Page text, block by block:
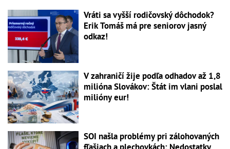
Vráti sa vyšší rodičovský dôchodok?
Erik Tomáš má pre seniorov jasný
odkaz!
V zahraničí žije podľa odhadov až 1,8
milióna Slovákov: Štát im vlani poslal
milióny eur!
SOI našla problémy pri zálohovaných